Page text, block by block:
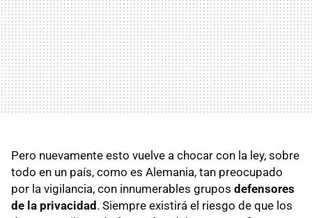
Pero nuevamente esto vuelve a chocar con la ley, sobre
todo en un país, como es Alemania, tan preocupado
por la vigilancia, con innumerables grupos defensores
de la privacidad . Siempre existirá el riesgo de que los